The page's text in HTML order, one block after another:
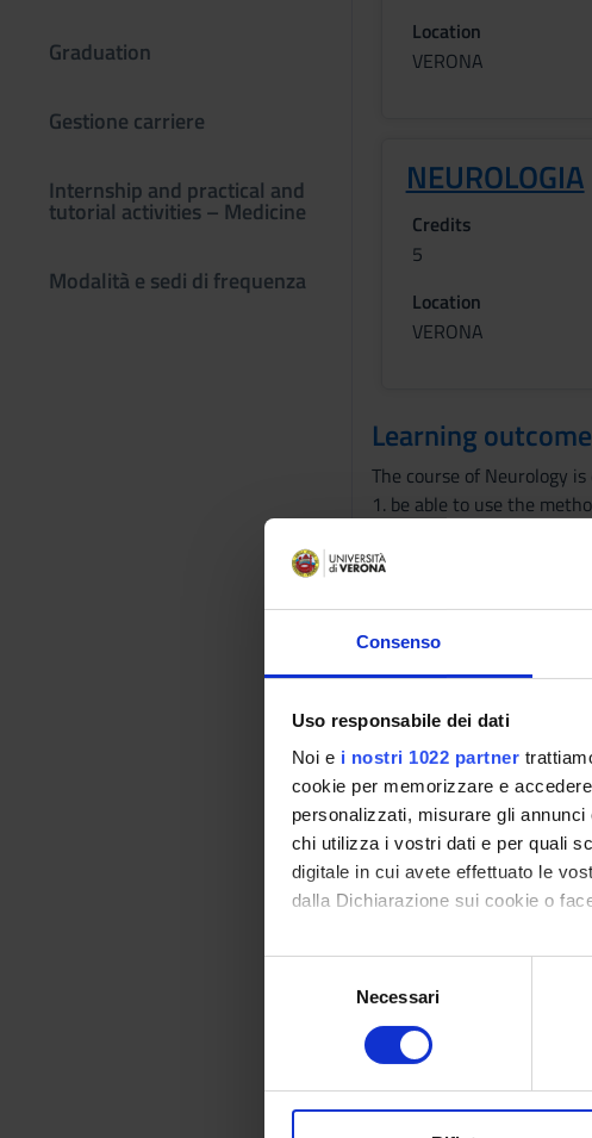
Consenso
Uso responsabile dei dati
Noi e i nostri 1022 partner
cookie per memorizzare e
personalizzati, misurare gli
chi utilizza i vostri dati e per quali
digitale in cui avete effettuato le
dalla Dichiarazione sui cookie o
Con il tuo consenso, vorremmo
raccogliere informazioni
digitali).
modificare o ritirare il tuo
Necessari
Graduation
Gestione carriere
Internship and practical and
tutorial activities – Medicine
Modalità e sedi di frequenza
Location
VERONA
NEUROLOGIA
Credits
5
Location
VERONA
Learning
The course of Neurology
1. be able to use the
3. evaluate the ways of
4. select the laboratory
5. learn about
-------
Module: NEUROLOGIA
-------
Module: NEUROCHIRURGIA
-------
Bibliography